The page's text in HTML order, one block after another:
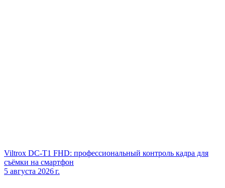
Viltrox DC‑T1 FHD: профессиональный контроль кадра для
съёмки на смартфон
5 августа 2026 г.